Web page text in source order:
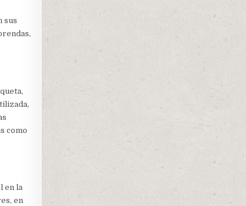
sus
como
en la
en